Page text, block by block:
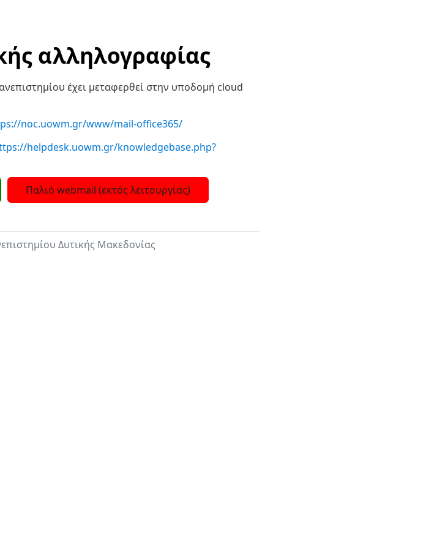
αλληλογραφίας
έχει μεταφερθεί στην υποδομή cloud
noc.uowm.gr/www/mail-office365/
helpdesk.uowm.gr/knowledgebase.php?
Παλιό webmail (εκτός λειτουργίας)
Δυτικής Μακεδονίας